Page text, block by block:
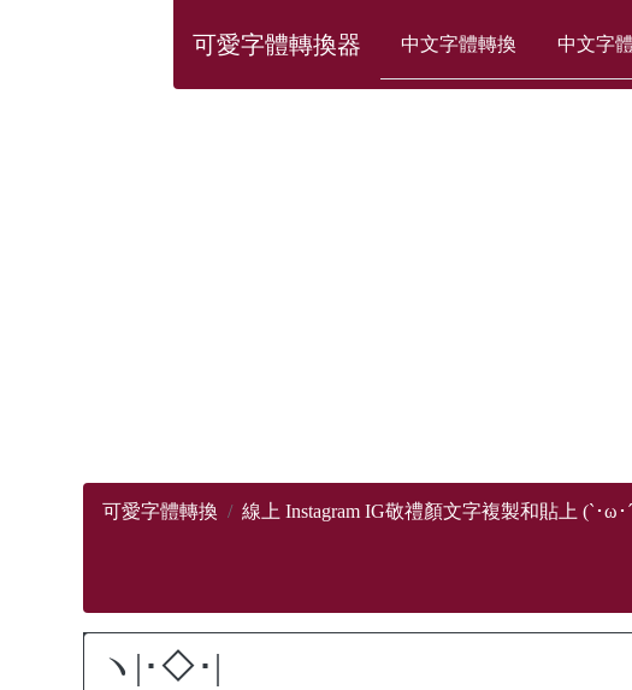
可愛字體轉換器 中文字體轉換 中文字
可愛字體轉換 線上 Instagram IG敬禮顏文字複製和貼上 (`･ω･